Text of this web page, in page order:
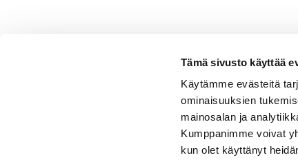
Tämä sivusto käyttää
Käytämme evästeitä
ominaisuuksien
mainosalan ja
Kumppanimme voivat
kun olet käyttänyt